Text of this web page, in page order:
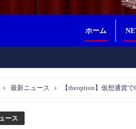
ホーム
最新ニュース 【theoption】仮想通貨
ース